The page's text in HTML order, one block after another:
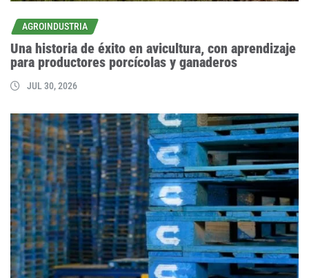
AGROINDUSTRIA
Una historia de éxito en avicultura, con aprendizaje
para productores porcícolas y ganaderos
JUL 30, 2026